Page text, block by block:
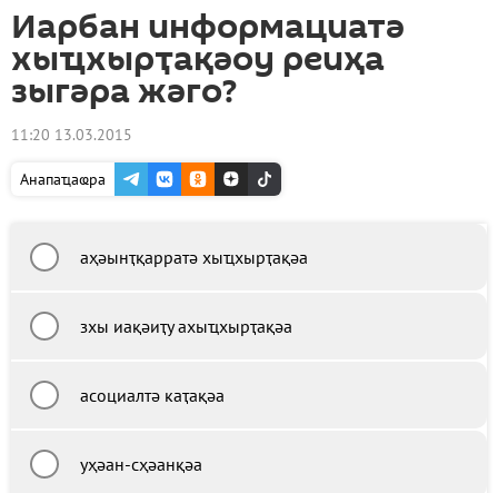
Иарбан информациатә
хыҵхырҭақәоу реиҳа
зыгәра жәго?
11:20 13.03.2015
Анапаҵаҩра
аҳәынҭқарратә хыҵхырҭақәа
зхы иақәиҭу ахыҵхырҭақәа
асоциалтә каҭақәа
уҳәан-сҳәанқәа